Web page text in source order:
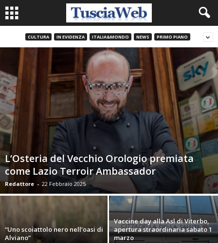
CULTURA IN EVIDENZA ITALIA&MONDO NEWS PRIMO PIANO
L’Osteria del Vecchio Orologio premiata
come Lazio Terroir Ambassador
Redattore - 22 Febbraio 2025
“Uno scoiattolo nero nell’oasi di
Alviano”
Vaccine day alla Asl di Viterbo,
apertura straordinaria sabato 1
marzo